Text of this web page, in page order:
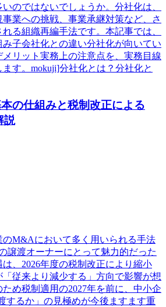
のではないでしょうか。分社化は、
業への挑戦、事業承継対策など、さ
る組織再編手法です。本記事では、
子会社化との違い分社化が向いてい
リット実務上の注意点を、実務目線
す。mokuji]分社化とは？分社化と
の仕組みと税制改正による
説
M&Aにおいて多く用いられる手法
譲渡オーナーにとって魅力的だった
、2026年度の税制改正により縮小
「従来より減少する」方向で影響が想
め税制適用の2027年を前に、中小企
するか」の見極めが今後ますます重